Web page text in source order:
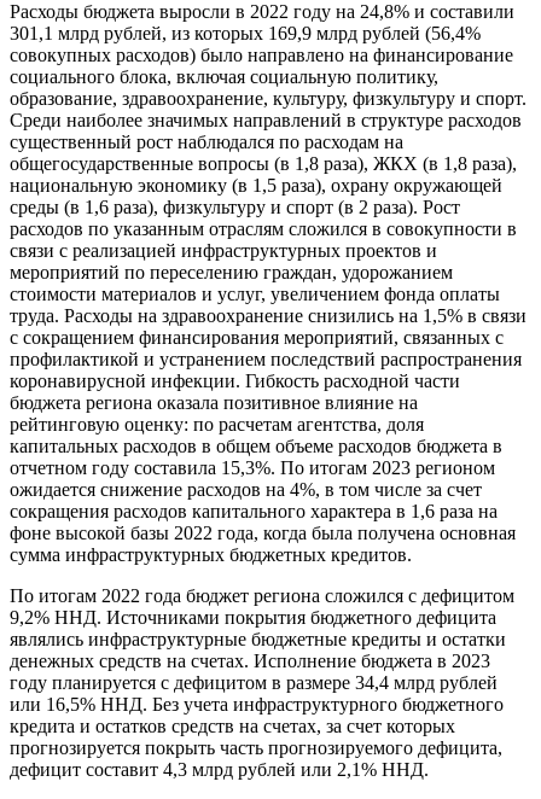
Расходы бюджета выросли в 2022 году на 24,8% и составили
301,1 млрд рублей, из которых 169,9 млрд рублей (56,4%
совокупных расходов) было направлено на финансирование
социального блока, включая социальную политику,
образование, здравоохранение, культуру, физкультуру и спорт.
Среди наиболее значимых направлений в структуре расходов
существенный рост наблюдался по расходам на
общегосударственные вопросы (в 1,8 раза), ЖКХ (в 1,8 раза),
национальную экономику (в 1,5 раза), охрану окружающей
среды (в 1,6 раза), физкультуру и спорт (в 2 раза). Рост
расходов по указанным отраслям сложился в совокупности в
связи с реализацией инфраструктурных проектов и
мероприятий по переселению граждан, удорожанием
стоимости материалов и услуг, увеличением фонда оплаты
труда. Расходы на здравоохранение снизились на 1,5% в связи
с сокращением финансирования мероприятий, связанных с
профилактикой и устранением последствий распространения
коронавирусной инфекции. Гибкость расходной части
бюджета региона оказала позитивное влияние на
рейтинговую оценку: по расчетам агентства, доля
капитальных расходов в общем объеме расходов бюджета в
отчетном году составила 15,3%. По итогам 2023 регионом
ожидается снижение расходов на 4%, в том числе за счет
сокращения расходов капитального характера в 1,6 раза на
фоне высокой базы 2022 года, когда была получена основная
сумма инфраструктурных бюджетных кредитов.
По итогам 2022 года бюджет региона сложился с дефицитом
9,2% ННД. Источниками покрытия бюджетного дефицита
являлись инфраструктурные бюджетные кредиты и остатки
денежных средств на счетах. Исполнение бюджета в 2023
году планируется с дефицитом в размере 34,4 млрд рублей
или 16,5% ННД. Без учета инфраструктурного бюджетного
кредита и остатков средств на счетах, за счет которых
прогнозируется покрыть часть прогнозируемого дефицита,
дефицит составит 4,3 млрд рублей или 2,1% ННД.